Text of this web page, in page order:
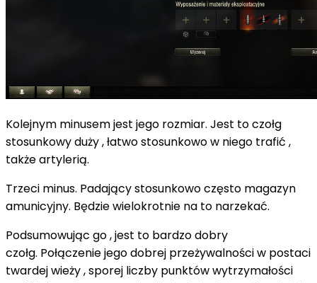
Kolejnym minusem jest jego rozmiar. Jest to czołg
stosunkowy duży , łatwo stosunkowo w niego trafić ,
także artylerią.
Trzeci minus. Padający stosunkowo często magazyn
amunicyjny. Będzie wielokrotnie na to narzekać.
Podsumowując go , jest to bardzo dobry
czołg. Połączenie jego dobrej przeżywalności w postaci
twardej wieży , sporej liczby punktów wytrzymałości